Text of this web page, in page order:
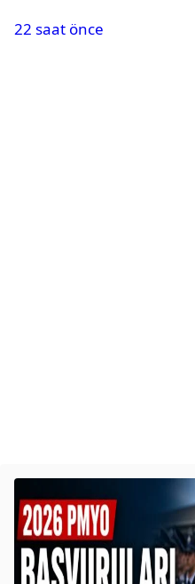
Karapınar hakkında
22 saat önce